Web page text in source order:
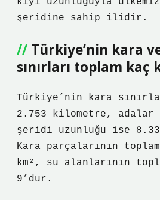
şeridine sahip ilidir.
Türkiye’nin kara
sınırları toplam kaç
Türkiye’nin kara
2.753 kilometre, adalar
şeridi uzunluğu ise
Kara parçalarının
km², su alanlarının
9’dur.